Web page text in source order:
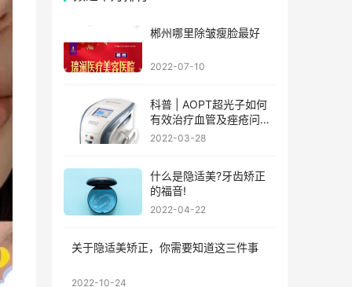
郴州哪里除皱瘦脸最好
2022-07-10
科普 | AOPT超光子如何
有效治疗血管及痤疮问
题?
2022-03-28
什么是隐适美?牙齿矫正
的福音!
2022-04-22
关于隐适美矫正，你需要知道这三件事
2022-10-24